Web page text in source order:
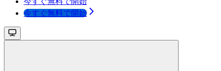
今すぐ無料で開始